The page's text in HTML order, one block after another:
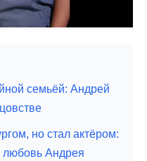
семьёй: Андрей
но стал актёром:
любовь Андрея